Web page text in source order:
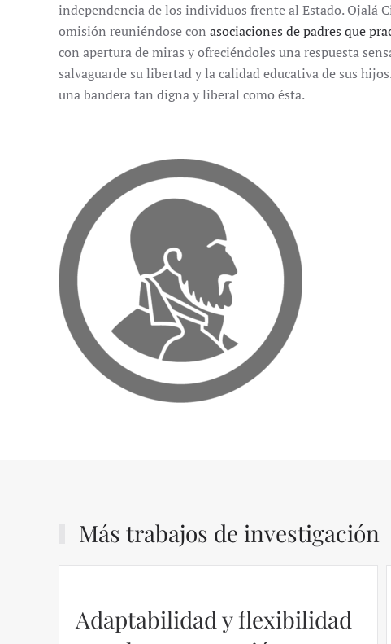
independencia de los individuos frente al Estado. Ojalá
omisión reuniéndose con asociaciones de padres que
con apertura de miras y ofreciéndoles una respuesta
salvaguarde su libertad y la calidad educativa de sus
una bandera tan digna y liberal como ésta.
Más trabajos de investigación
Adaptabilidad y flexibilidad